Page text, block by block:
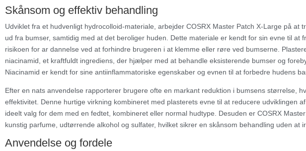
Skånsom og effektiv behandling
Udviklet fra et hudvenligt hydrocolloid-materiale, arbejder COSRX Master Patch X-Large på at
ud fra bumser, samtidig med at det beroliger huden. Dette materiale er kendt for sin evne til at
risikoen for ar dannelse ved at forhindre brugeren i at klemme eller røre ved bumserne.
niacinamid, et kraftfuldt ingrediens, der hjælper med at behandle eksisterende bumser og
Niacinamid er kendt for sine antiinflammatoriske egenskaber og evnen til at forbedre hudens
Efter en nats anvendelse rapporterer brugere ofte en markant reduktion i bumsens størrelse,
effektivitet. Denne hurtige virkning kombineret med plasterets evne til at reducere udviklingen
ideelt valg for dem med en fedtet, kombineret eller normal hudtype. Desuden er COSRX
kunstig parfume, udtørrende alkohol og sulfater, hvilket sikrer en skånsom behandling uden at
Anvendelse og fordele